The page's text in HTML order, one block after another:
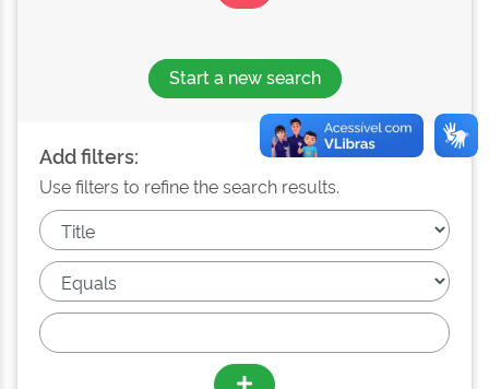
Start a new search
Add filters:
Use filters to refine the search results.